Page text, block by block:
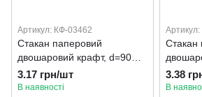
Артикул: КФ-03462
Стакан паперовий
двошаровий крафт, d=90
мм, 400 мл
3.17 грн/шт
В наявності
Стакан
мм,
3.38
В